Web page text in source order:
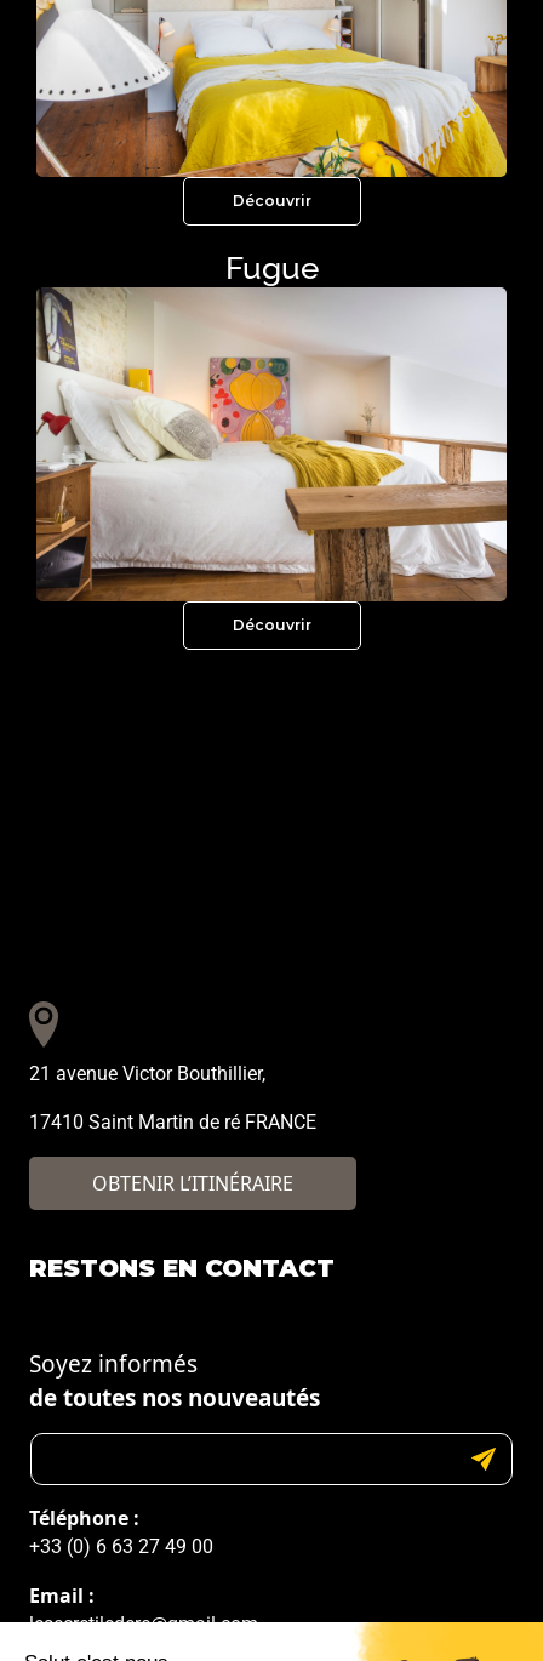
Découvrir
Fugue
Découvrir
21 avenue Victor Bouthillier,
17410 Saint Martin de ré FRANCE
OBTENIR L’ITINÉRAIRE
RESTONS EN CONTACT
Soyez informés
de toutes nos nouveautés
Téléphone :
+33 (0) 6 63 27 49 00
Email :
lesecretiledere@gmail.com